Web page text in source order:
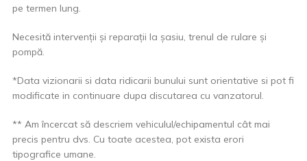
pe termen lung.
Necesită intervenții și reparații la șasiu, trenul de rulare și
pompă.
*Data vizionarii si data ridicarii bunului sunt orientative si pot fi
modificate in continuare dupa discutarea cu vanzatorul.
** Am încercat să descriem vehiculul/echipamentul cât mai
precis pentru dvs. Cu toate acestea, pot exista erori
tipografice umane.